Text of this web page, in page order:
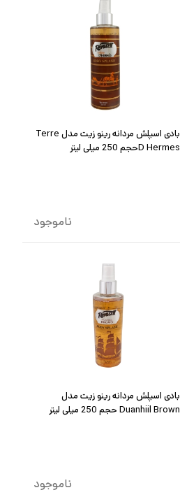
بادی اسپلش مردانه رینو زیت مدل Terre
D Hermesحجم 250 میلی لیتر
ناموجود
بادی اسپلش مردانه رینو زیت مدل
Duanhiil Brown حجم 250 میلی لیتر
ناموجود